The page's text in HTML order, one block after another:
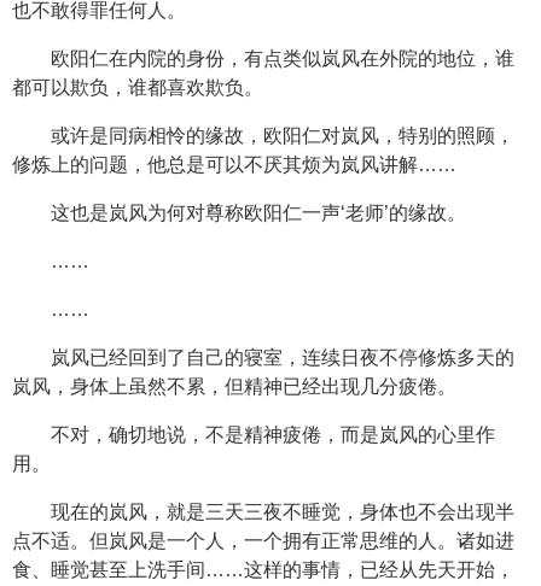
也不敢得罪任何人。
欧阳仁在内院的身份，有点类似岚风在外院的地位，谁
都可以欺负，谁都喜欢欺负。
或许是同病相怜的缘故，欧阳仁对岚风，特别的照顾，
修炼上的问题，他总是可以不厌其烦为岚风讲解……
这也是岚风为何对尊称欧阳仁一声‘老师’的缘故。
……
……
岚风已经回到了自己的寝室，连续日夜不停修炼多天的
岚风，身体上虽然不累，但精神已经出现几分疲倦。
不对，确切地说，不是精神疲倦，而是岚风的心里作
用。
现在的岚风，就是三天三夜不睡觉，身体也不会出现半
点不适。但岚风是一个人，一个拥有正常思维的人。诸如进
食、睡觉甚至上洗手间……这样的事情，已经从先天开始，